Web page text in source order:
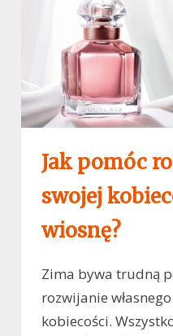
Jak pomóc
swojej
wiosnę?
Zima bywa trudną
rozwijanie
kobiecości.